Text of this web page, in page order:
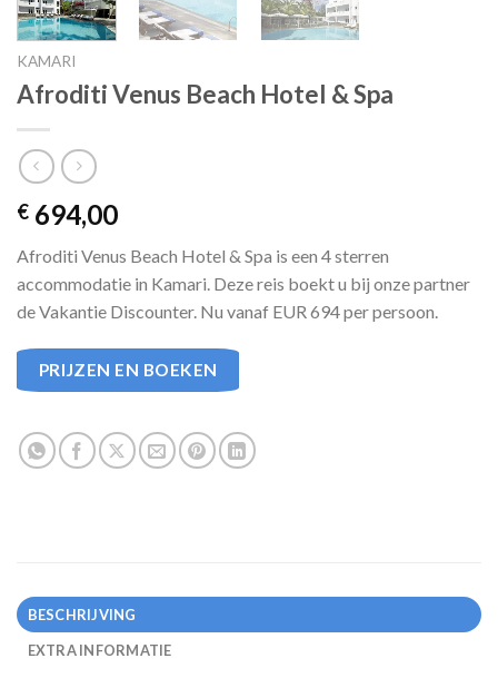
KAMARI
Afroditi Venus Beach Hotel & Spa
€ 694,00
Afroditi Venus Beach Hotel & Spa is een 4 sterren
accommodatie in Kamari. Deze reis boekt u bij onze partner
de Vakantie Discounter. Nu vanaf EUR 694 per persoon.
PRIJZEN EN BOEKEN
BESCHRIJVING
EXTRA INFORMATIE